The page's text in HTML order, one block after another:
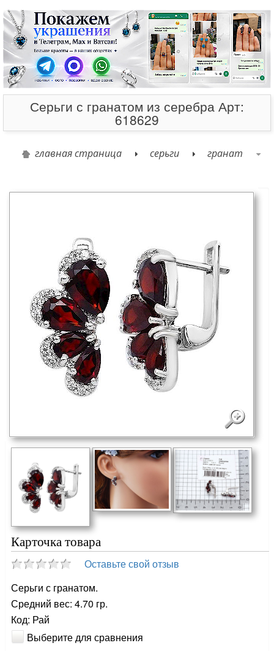
Серьги с гранатом из серебра Арт:
618629
главная страница серьги гранат
Карточка товара
Оставьте свой отзыв
Серьги с гранатом.
Средний вес: 4.70 гр.
Код: Рай
Выберите для сравнения